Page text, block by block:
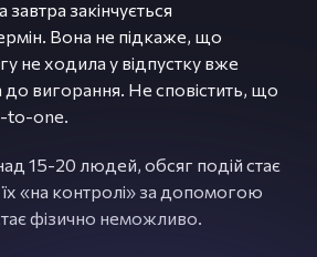
закінчується
Вона не підкаже, що
не ходила у відпустку вже
до вигорання. Не сповістить, що
to-one.
15-20 людей, обсяг подій стає
«на контролі» за допомогою
стає фізично неможливо.